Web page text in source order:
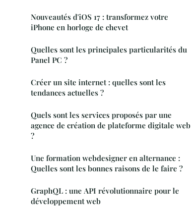
Nouveautés d'iOS 17 : transformez votre
iPhone en horloge de chevet
Quelles sont les principales particularités du
Panel PC ?
Créer un site internet : quelles sont les
tendances actuelles ?
Quels sont les services proposés par une
agence de création de plateforme digitale web
?
Une formation webdesigner en alternance :
Quelles sont les bonnes raisons de le faire ?
GraphQL : une API révolutionnaire pour le
développement web